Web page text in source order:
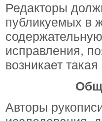
Редакторы
публикуемых в
исправления,
возникает
Авторы